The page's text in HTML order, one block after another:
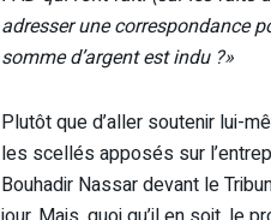
adresser une correspondance
somme d’argent est indu ?»
Plutôt que d’aller soutenir lui-
les scellés apposés sur
Bouhadir Nassar devant le